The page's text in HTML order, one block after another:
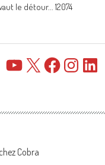
le détour... 12074
YouTube FacebookInstagramLinkedIn
Cobra